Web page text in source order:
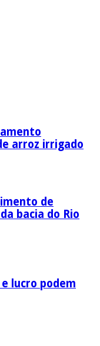
arroz irrigado
de
bacia do Rio
lucro podem